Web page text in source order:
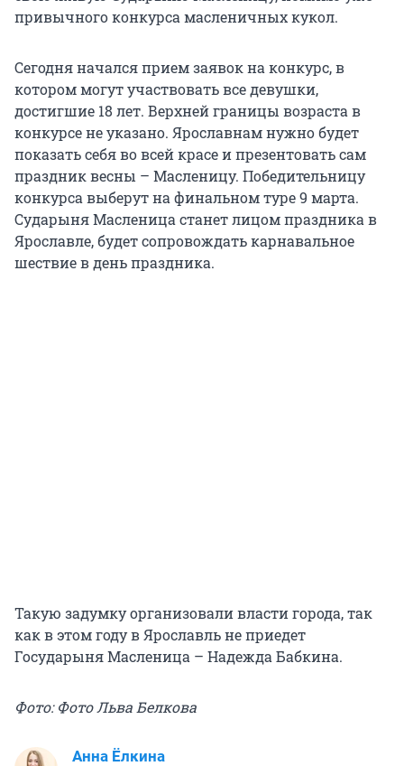
привычного конкурса масленичных кукол.
Сегодня начался прием заявок на конкурс, в
котором могут участвовать все девушки,
достигшие 18 лет. Верхней границы возраста в
конкурсе не указано. Ярославнам нужно будет
показать себя во всей красе и презентовать сам
праздник весны – Масленицу. Победительницу
конкурса выберут на финальном туре 9 марта.
Сударыня Масленица станет лицом праздника в
Ярославле, будет сопровождать карнавальное
шествие в день праздника.
Такую задумку организовали власти города, так
как в этом году в Ярославль не приедет
Государыня Масленица – Надежда Бабкина.
Фото: Фото Льва Белкова
Анна Ёлкина